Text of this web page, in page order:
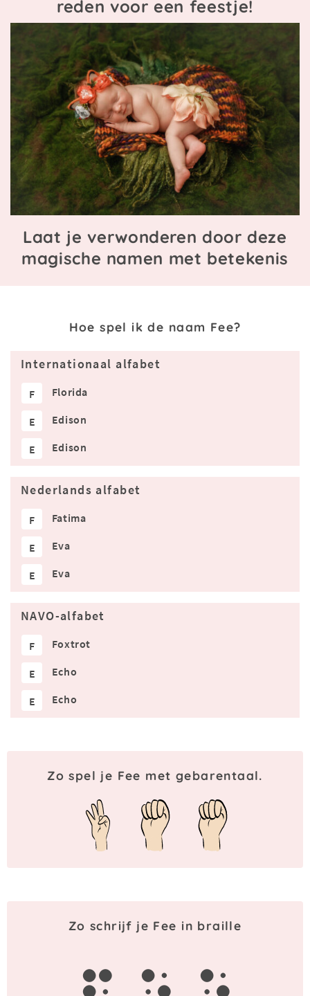
reden voor een feestje!
Laat je verwonderen door deze
magische namen met betekenis
Hoe spel ik de naam Fee?
Internationaal alfabet
F Florida
E Edison
E Edison
Nederlands alfabet
F Fatima
E Eva
E Eva
NAVO-alfabet
F Foxtrot
E Echo
E Echo
Zo spel je Fee met gebarentaal.
Zo schrijf je Fee in braille